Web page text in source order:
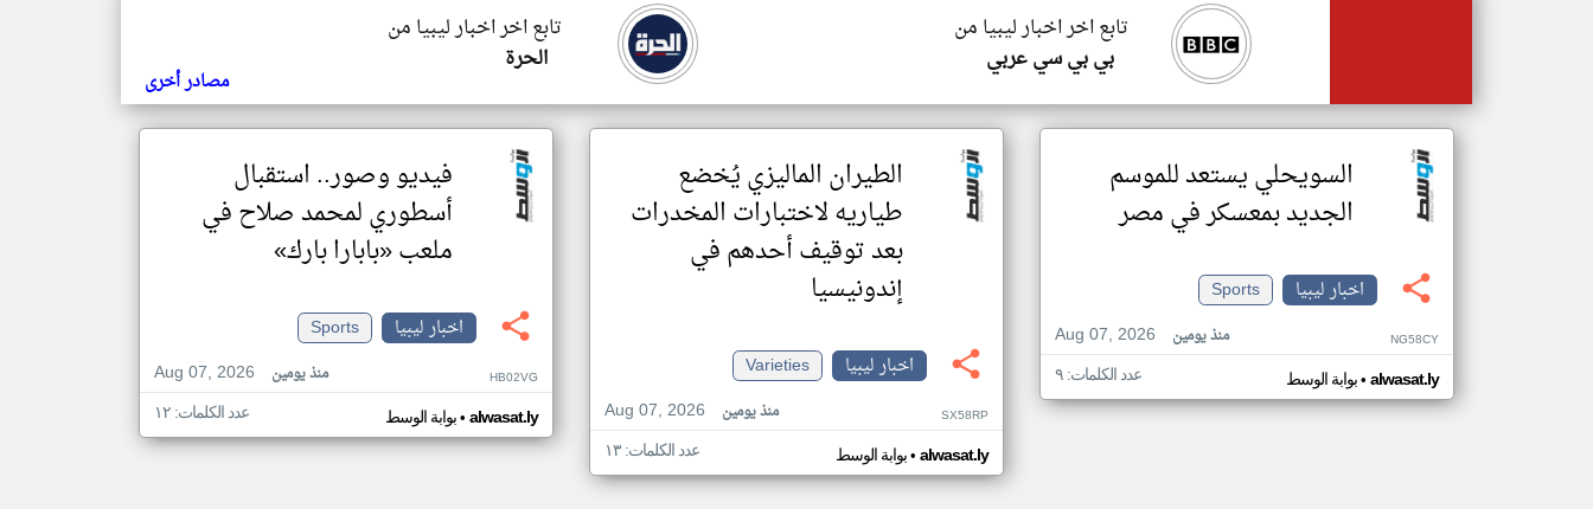
تابع اخر اخبار ليبيا من
الحرة
تابع اخر اخبار ليبيا من
بي بي سي عربي
مصادر أخرى
السويحلي يستعد للموسم
الجديد بمعسكر في مصر
اخبار ليبيا
Sports
Aug 07, 2026
منذ يومين NG58CY
بوابة الوسط• alwasat.ly عدد الكلمات: ٩
الطيران الماليزي يُخضع
طياريه لاختبارات المخدرات
بعد توقيف أحدهم في
إندونيسيا
اخبار ليبيا
Varieties
Aug 07, 2026
منذ يومين SX58RP
بوابة الوسط• alwasat.ly عدد الكلمات: ١٣
فيديو وصور.. استقبال
أسطوري لمحمد صلاح في
ملعب «بابارا بارك»
اخبار ليبيا
Sports
Aug 07, 2026
منذ يومين HB02VG
بوابة الوسط• alwasat.ly عدد الكلمات: ١٢